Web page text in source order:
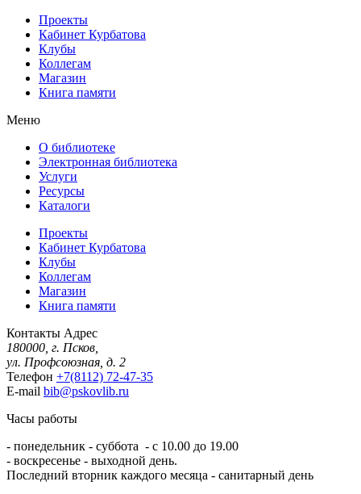
Проекты
Кабинет Курбатова
Клубы
Коллегам
Магазин
Книга памяти
Меню
О библиотеке
Электронная библиотека
Услуги
Ресурсы
Каталоги
Проекты
Кабинет Курбатова
Клубы
Коллегам
Магазин
Книга памяти
Контакты Адрес
180000, г. Псков,
ул. Профсоюзная, д. 2
Телефон +7(8112) 72-47-35
E-mail bib@pskovlib.ru
Часы работы
- понедельник - суббота - с 10.00 до 19.00
- воскресенье - выходной день.
Последний вторник каждого месяца - санитарный день